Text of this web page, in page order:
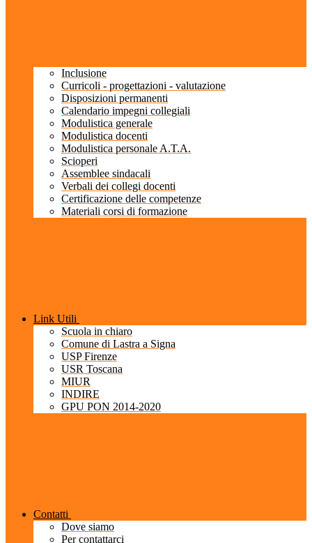
Inclusione
Curricoli - progettazioni - valutazione
Disposizioni permanenti
Calendario impegni collegiali
Modulistica generale
Modulistica docenti
Modulistica personale A.T.A.
Scioperi
Assemblee sindacali
Verbali dei collegi docenti
Certificazione delle competenze
Materiali corsi di formazione
Link Utili
Scuola in chiaro
Comune di Lastra a Signa
USP Firenze
USR Toscana
MIUR
INDIRE
GPU PON 2014-2020
Contatti
Dove siamo
Per contattarci